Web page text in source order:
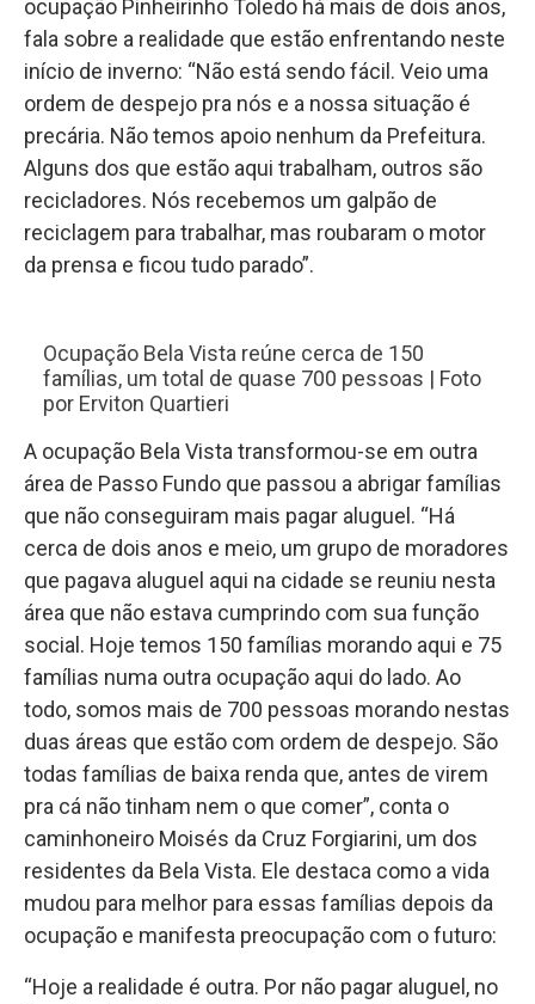
ocupação Pinheirinho Toledo há mais de dois anos,
fala sobre a realidade que estão enfrentando neste
início de inverno: “Não está sendo fácil. Veio uma
ordem de despejo pra nós e a nossa situação é
precária. Não temos apoio nenhum da Prefeitura.
Alguns dos que estão aqui trabalham, outros são
recicladores. Nós recebemos um galpão de
reciclagem para trabalhar, mas roubaram o motor
da prensa e ficou tudo parado”.
Ocupação Bela Vista reúne cerca de 150
famílias, um total de quase 700 pessoas | Foto
por Erviton Quartieri
A ocupação Bela Vista transformou-se em outra
área de Passo Fundo que passou a abrigar famílias
que não conseguiram mais pagar aluguel. “Há
cerca de dois anos e meio, um grupo de moradores
que pagava aluguel aqui na cidade se reuniu nesta
área que não estava cumprindo com sua função
social. Hoje temos 150 famílias morando aqui e 75
famílias numa outra ocupação aqui do lado. Ao
todo, somos mais de 700 pessoas morando nestas
duas áreas que estão com ordem de despejo. São
todas famílias de baixa renda que, antes de virem
pra cá não tinham nem o que comer”, conta o
caminhoneiro Moisés da Cruz Forgiarini, um dos
residentes da Bela Vista. Ele destaca como a vida
mudou para melhor para essas famílias depois da
ocupação e manifesta preocupação com o futuro:
“Hoje a realidade é outra. Por não pagar aluguel, no